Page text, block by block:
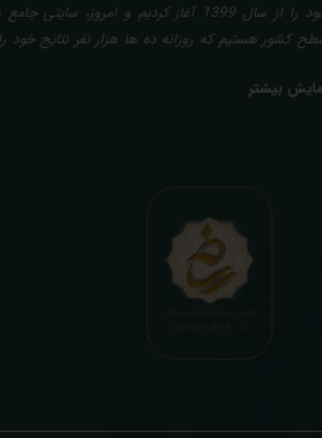
خود را از سال 1399 آغاز کردیم و
کشور هستیم که روزانه ده ها هزار نفر نتایج خود
با تایید و مهر پزشک متخصص) میباشد.
بیمه ها، افزایش تمایل افراد به انجام آزمایش (با
و شخصی سازی شده) میگردد. تا درنهایت به
پیشرفته (دیر و زود داره سوخت و سوز
آنلاین به نتایج هیچ یک از کاربران بصورت
با درخواست و ارسال خود کاربر انجام میگیرد و ما
بیشتر